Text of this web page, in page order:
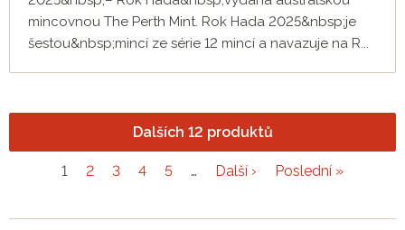
mincovnou The Perth Mint. Rok Hada 2025&nbsp;je
šestou&nbsp;mincí ze série 12 mincí a navazuje na R...
Dalších 12 produktů
1 2 3 4 5 … Další › Poslední »